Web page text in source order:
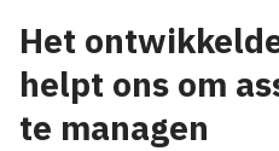
Het
helpt ons om
te managen